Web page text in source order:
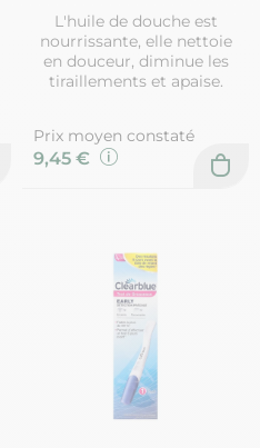
L'huile de douche est
nourrissante, elle nettoie
en douceur, diminue les
tiraillements et apaise.
Prix moyen constaté
9,45 €